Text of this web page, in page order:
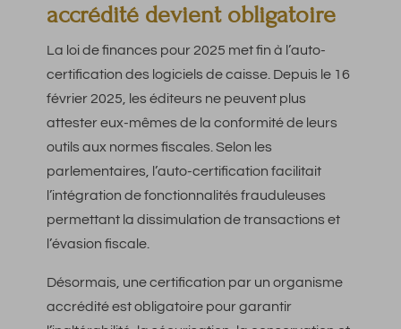
accrédité devient obligatoire
La loi de finances pour 2025 met fin à l’auto-
certification des logiciels de caisse. Depuis le 16
février 2025, les éditeurs ne peuvent plus
attester eux-mêmes de la conformité de leurs
outils aux normes fiscales. Selon les
parlementaires, l’auto-certification facilitait
l’intégration de fonctionnalités frauduleuses
permettant la dissimulation de transactions et
l’évasion fiscale.
Désormais, une certification par un organisme
accrédité est obligatoire pour garantir